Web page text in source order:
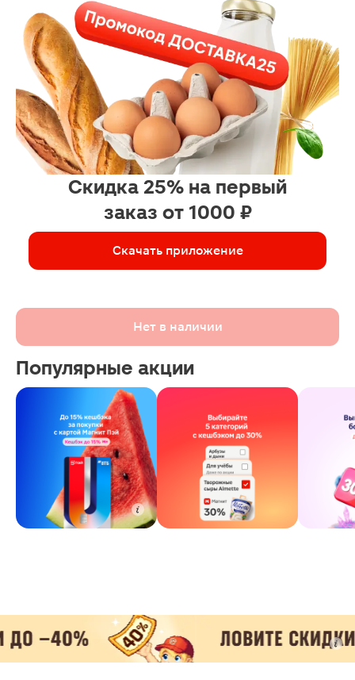
Скидка 25% на первый
заказ от 1000 ₽
Скачать приложение
Нет в наличии
Популярные акции